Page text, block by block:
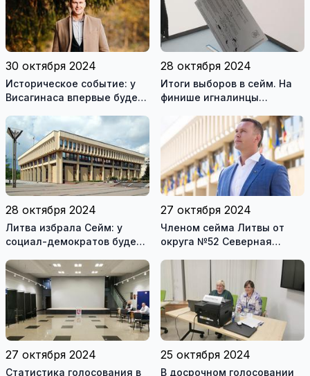
30 октября 2024
Историческое событие: у
Висагинаса впервые будет
представитель в Сейме
28 октября 2024
Итоги выборов в сейм. На
финише игналинцы
кандидатов и их электорат
28 октября 2024
Литва избрала Сейм: у
социал-демократов будет
27 октября 2024
Членом сейма Литвы от
округа №52 Северная
Шуклин
27 октября 2024
Статистика голосования в
25 октября 2024
В досрочном голосовании